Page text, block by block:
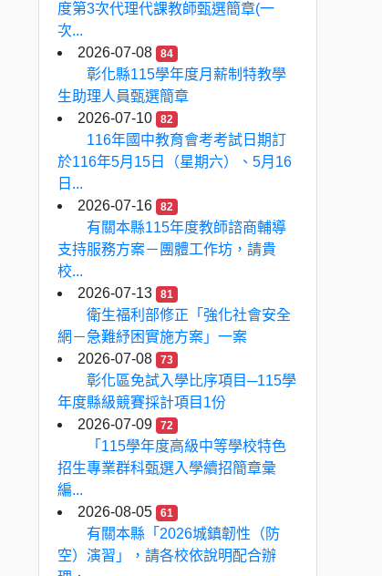
度第3次代理代課教師甄選簡章(一
次...
2026-07-08
84
彰化縣115學年度月薪制特教學
生助理人員甄選簡章
2026-07-10
82
116年國中教育會考考試日期訂
於116年5月15日（星期六）、5月16
日...
2026-07-16
82
有關本縣115年度教師諮商輔導
支持服務方案－團體工作坊，請貴
校...
2026-07-13
81
衛生福利部修正「強化社會安全
網－急難紓困實施方案」一案
2026-07-08
73
彰化區免試入學比序項目─115學
年度縣級競賽採計項目1份
2026-07-09
72
「115學年度高級中等學校特色
招生專業群科甄選入學續招簡章彙
編...
2026-08-05
61
有關本縣「2026城鎮韌性（防
空）演習」，請各校依說明配合辦